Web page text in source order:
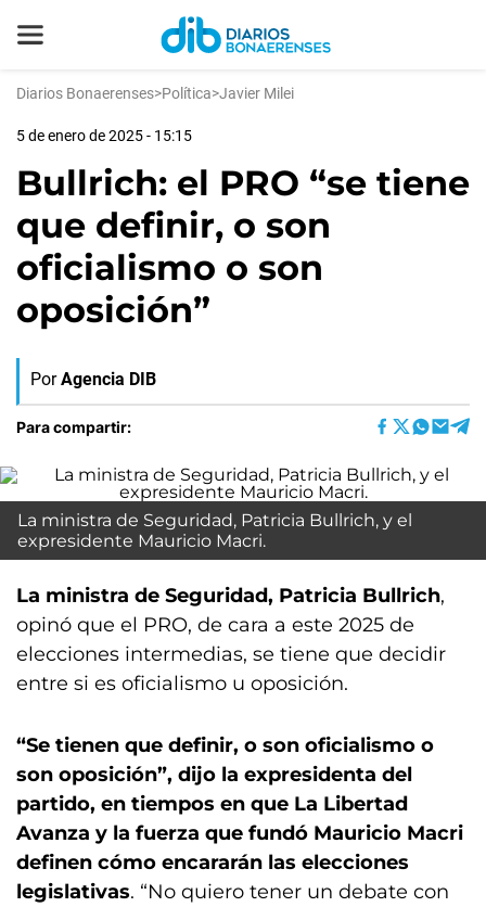
Diarios Bonaerenses>Política>Javier Milei
5 de enero de 2025 - 15:15
Bullrich: el PRO “se tiene
que definir, o son
oficialismo o son
oposición”
Por Agencia DIB
Para compartir:
La ministra de Seguridad, Patricia Bullrich, y el
expresidente Mauricio Macri.
La ministra de Seguridad, Patricia Bullrich,
opinó que el PRO, de cara a este 2025 de
elecciones intermedias, se tiene que decidir
entre si es oficialismo u oposición.
“Se tienen que definir, o son oficialismo o
son oposición”, dijo la expresidenta del
partido, en tiempos en que La Libertad
Avanza y la fuerza que fundó Mauricio Macri
definen cómo encararán las elecciones
legislativas. “No quiero tener un debate con